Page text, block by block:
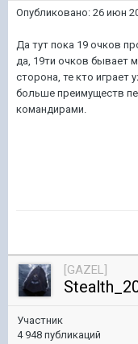
Опубликовано: 26 июн
Да тут пока 19 очков
да, 19ти очков бывает
сторона, те кто играет
больше преимуществ
командирами.
[GAZEL]
Участник
4 948 публикаций